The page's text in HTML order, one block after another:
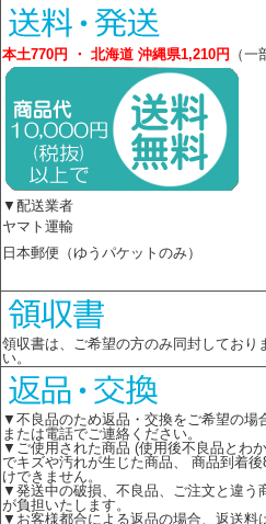
本土770円 ・ 北海道 沖縄県1,210円 （一
▼配送業者
ヤマト運輸
日本郵便（ゆうパケットのみ）
領収書は、ご希望の方のみ同封しており
い。
▼不良品のため返品・交換をご希望の
または電話でご連絡ください。
▼ご使用された商品 (使用後不良品とわ
でキズや汚れが生じた商品、 商品到着
けできません。
▼発送中の破損、不良品、ご注文と違う
が負担いたします。
▼お客様都合による返品の場合、返送料